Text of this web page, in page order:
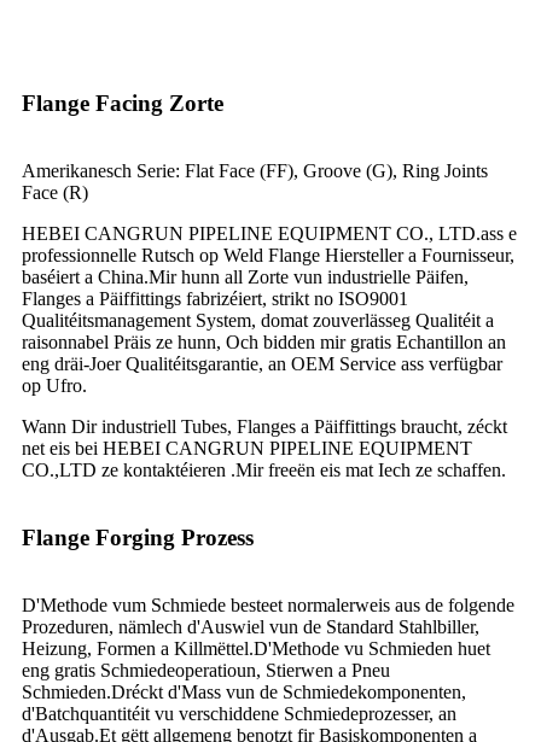
Flange Facing Zorte
Amerikanesch Serie: Flat Face (FF), Groove (G), Ring Joints
Face (R)
HEBEI CANGRUN PIPELINE EQUIPMENT CO., LTD.ass e
professionnelle Rutsch op Weld Flange Hiersteller a Fournisseur,
baséiert a China.Mir hunn all Zorte vun industrielle Päifen,
Flanges a Päiffittings fabrizéiert, strikt no ISO9001
Qualitéitsmanagement System, domat zouverlässeg Qualitéit a
raisonnabel Präis ze hunn, Och bidden mir gratis Echantillon an
eng dräi-Joer Qualitéitsgarantie, an OEM Service ass verfügbar
op Ufro.
Wann Dir industriell Tubes, Flanges a Päiffittings braucht, zéckt
net eis bei HEBEI CANGRUN PIPELINE EQUIPMENT
CO.,LTD ze kontaktéieren .Mir freeën eis mat Iech ze schaffen.
Flange Forging Prozess
D'Methode vum Schmiede besteet normalerweis aus de folgende
Prozeduren, nämlech d'Auswiel vun de Standard Stahlbiller,
Heizung, Formen a Killmëttel.D'Methode vu Schmieden huet
eng gratis Schmiedeoperatioun, Stierwen a Pneu
Schmieden.Dréckt d'Mass vun de Schmiedekomponenten,
d'Batchquantitéit vu verschiddene Schmiedeprozesser, an
d'Ausgab.Et gëtt allgemeng benotzt fir Basiskomponenten a